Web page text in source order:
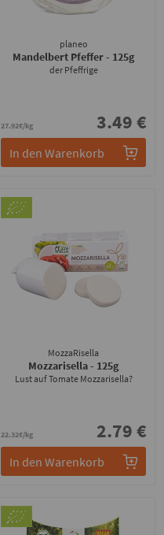
planeo
Mandelbert Pfeffer- 125g
der Pfeffrige
27.92€/kg 3.49 €
In den Warenkorb
MozzaRisella
Mozzarisella- 125g
Lust auf Tomate Mozzarisella?
22.32€/kg 2.79 €
In den Warenkorb